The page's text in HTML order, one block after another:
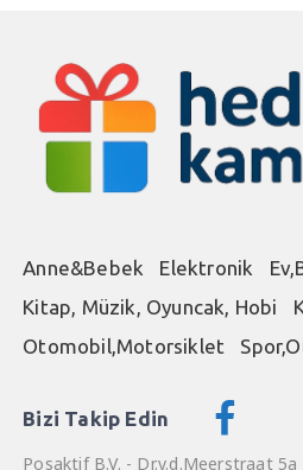
Anne&Bebek Elektronik
Kitap, Müzik, Oyuncak, Hobi
Otomobil,Motorsiklet
Bizi Takip Edin
Posaktif B.V. - Dr.v.d.Meerstraat